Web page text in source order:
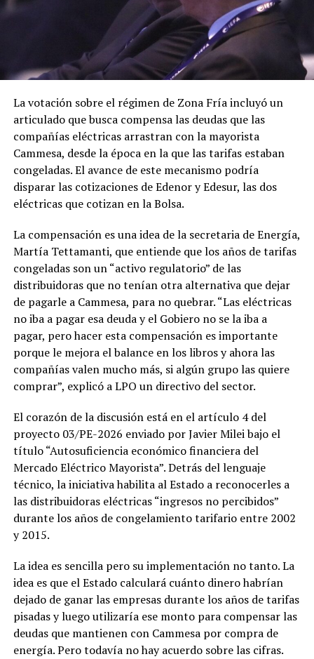
La votación sobre el régimen de Zona Fría incluyó un
articulado que busca compensa las deudas que las
compañías eléctricas arrastran con la mayorista
Cammesa, desde la época en la que las tarifas estaban
congeladas. El avance de este mecanismo podría
disparar las cotizaciones de Edenor y Edesur, las dos
eléctricas que cotizan en la Bolsa.
La compensación es una idea de la secretaria de Energía,
Martía Tettamanti, que entiende que los años de tarifas
congeladas son un “activo regulatorio” de las
distribuidoras que no tenían otra alternativa que dejar
de pagarle a Cammesa, para no quebrar. “Las eléctricas
no iba a pagar esa deuda y el Gobiero no se la iba a
pagar, pero hacer esta compensación es importante
porque le mejora el balance en los libros y ahora las
compañías valen mucho más, si algún grupo las quiere
comprar”, explicó a LPO un directivo del sector.
El corazón de la discusión está en el artículo 4 del
proyecto 03/PE-2026 enviado por Javier Milei bajo el
título “Autosuficiencia económico financiera del
Mercado Eléctrico Mayorista”. Detrás del lenguaje
técnico, la iniciativa habilita al Estado a reconocerles a
las distribuidoras eléctricas “ingresos no percibidos”
durante los años de congelamiento tarifario entre 2002
y 2015.
La idea es sencilla pero su implementación no tanto. La
idea es que el Estado calculará cuánto dinero habrían
dejado de ganar las empresas durante los años de tarifas
pisadas y luego utilizaría ese monto para compensar las
deudas que mantienen con Cammesa por compra de
energía. Pero todavía no hay acuerdo sobre las cifras.